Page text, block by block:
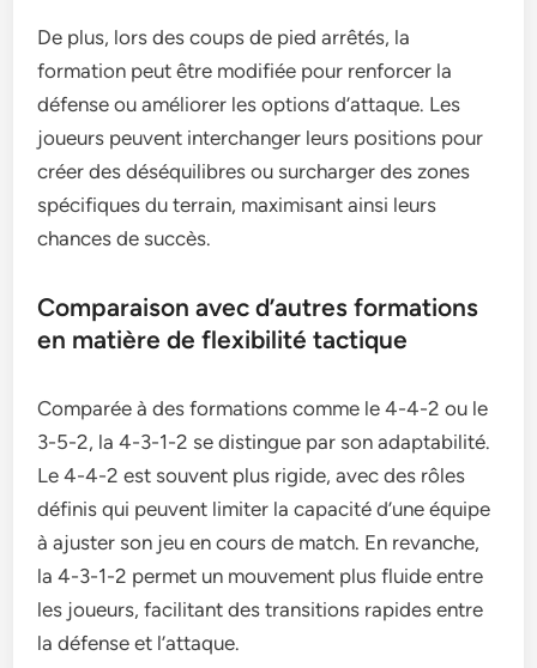
De plus, lors des coups de pied arrêtés, la
formation peut être modifiée pour renforcer la
défense ou améliorer les options d’attaque. Les
joueurs peuvent interchanger leurs positions pour
créer des déséquilibres ou surcharger des zones
spécifiques du terrain, maximisant ainsi leurs
chances de succès.
Comparaison avec d’autres formations
en matière de flexibilité tactique
Comparée à des formations comme le 4-4-2 ou le
3-5-2, la 4-3-1-2 se distingue par son adaptabilité.
Le 4-4-2 est souvent plus rigide, avec des rôles
définis qui peuvent limiter la capacité d’une équipe
à ajuster son jeu en cours de match. En revanche,
la 4-3-1-2 permet un mouvement plus fluide entre
les joueurs, facilitant des transitions rapides entre
la défense et l’attaque.